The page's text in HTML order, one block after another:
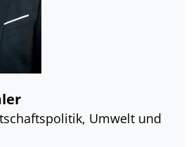
Umwelt und